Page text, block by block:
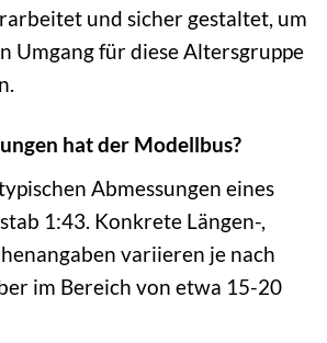
und sicher gestaltet, um
Umgang für diese Altersgruppe
hat der Modellbus?
Abmessungen eines
1:43. Konkrete Längen-,
variieren je nach
im Bereich von etwa 15-20